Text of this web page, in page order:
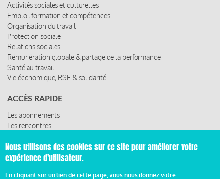
Activités sociales et culturelles
Emploi, formation et compétences
Organisation du travail
Protection sociale
Relations sociales
Rémunération globale & partage de la performance
Santé au travail
Vie économique, RSE & solidarité
ACCÈS RAPIDE
Les abonnements
Les rencontres
© 2019 Miroir Social - Réalisé parCafffeine
Nous utilisons des cookies sur ce site pour améliorer votre
expérience d'utilisateur.
En cliquant sur un lien de cette page, vous nous donnez votre